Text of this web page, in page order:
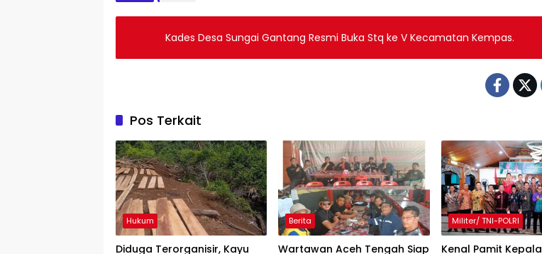
Kades Desa Sungai Gantang Resmi Buka Stq ke V Kecamatan Kempas.
Pos Terkait
Hukum
Diduga Terorganisir, Kayu
Berita
Wartawan Aceh Tengah Siap
Militer/ TNI-POLRI
Kenal Pamit Kepala